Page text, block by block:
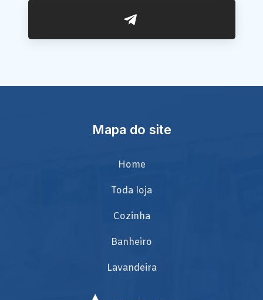
Mapa do site
Home
Toda loja
Cozinha
Banheiro
Lavandeira